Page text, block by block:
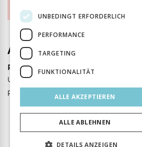
évidence l’harmonie qui préside à
Autor
Patrick Minder
Université de Fribourg
patrick.minder@unifr.ch
UNBEDINGT ERFORDERLICH
PERFORMANCE
TARGETING
FUNKTIONALITÄT
ALLE AKZEPTIEREN
ALLE ABLEHNEN
DETAILS ANZEIGEN